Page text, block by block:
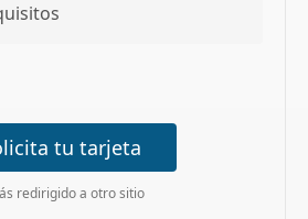
tu tarjeta
redirigido a otro sitio